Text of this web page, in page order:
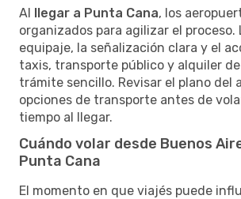
Al llegar a Punta Cana, los
organizados para agilizar el proceso.
equipaje, la señalización clara y el
taxis, transporte público y alquiler
trámite sencillo. Revisar el plano del
opciones de transporte antes de
tiempo al llegar.
Cuándo volar desde Buenos
Punta Cana
El momento en que viajés puede